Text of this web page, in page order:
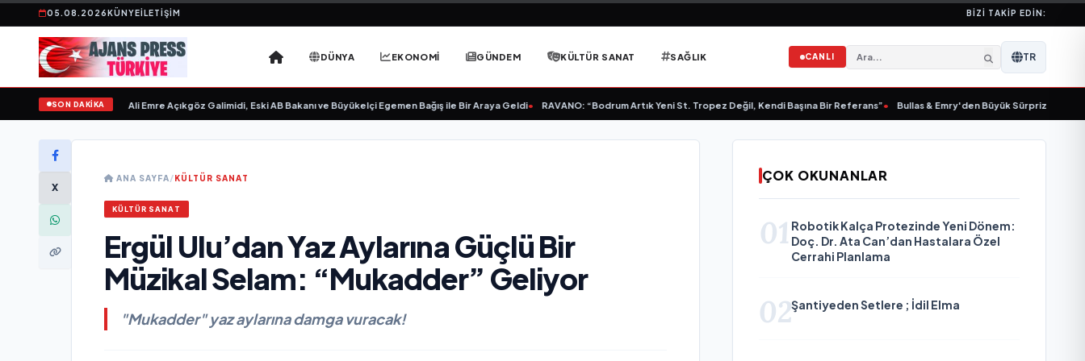
05.08.2026KÜNYEİLETIŞIM BIZI TAKIP EDIN:
DÜNYA EKONOMİ GÜNDEM KÜLTÜR SANAT SAĞLIK CANLI TR
SON DAKİKA
“ yayımlandı• Ali Emre Açıkgöz Galimidi, Eski AB Bakanı ve Büyükelçi Egemen Bağış ile Bir Araya Geldi• RAVANO: “Bodrum Artık Yeni St. Tropez Değil, Kendi Başına Bir Referans”• Bullas & Emry'den Büyük Sürpriz! "Kaç
X
ANA SAYFA/KÜLTÜR SANAT
KÜLTÜR SANAT
Ergül Ulu’dan Yaz Aylarına Güçlü Bir
Müzikal Selam: “Mukadder” Geliyor
"Mukadder" yaz aylarına damga vuracak!
ÇOK OKUNANLAR
01 Robotik Kalça Protezinde Yeni Dönem:
Doç. Dr. Ata Can’dan Hastalara Özel
Cerrahi Planlama
02Şantiyeden Setlere ; İdil Elma